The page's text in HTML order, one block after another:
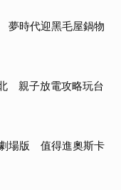
時代迎黑毛屋鍋物
親子放電攻略玩台
場版 值得進奧斯卡